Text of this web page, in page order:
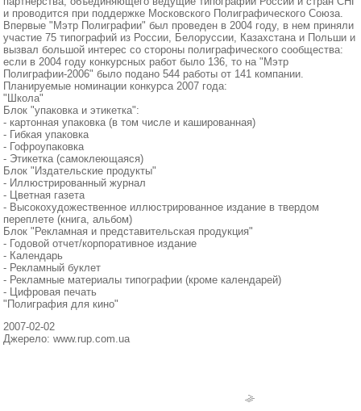
и проводится при поддержке Московского Полиграфического Союза.
Впервые "Мэтр Полиграфии" был проведен в 2004 году, в нем приняли
участие 75 типографий из России, Белоруссии, Казахстана и Польши и
вызвал большой интерес со стороны полиграфического сообщества:
если в 2004 году конкурсных работ было 136, то на "Мэтр
Полиграфии-2006" было подано 544 работы от 141 компании.
Планируемые номинации конкурса 2007 года:
"Школа"
Блок "упаковка и этикетка":
- картонная упаковка (в том числе и кашированная)
- Гибкая упаковка
- Гофроупаковка
- Этикетка (самоклеющаяся)
Блок "Издательские продукты"
- Иллюстрированный журнал
- Цветная газета
- Высокохудожественное иллюстрированное издание в твердом
переплете (книга, альбом)
Блок "Рекламная и представительская продукция"
- Годовой отчет/корпоративное издание
- Календарь
- Рекламный буклет
- Рекламные материалы типографии (кроме календарей)
- Цифровая печать
"Полиграфия для кино"
2007-02-02
Джерело: www.rup.com.ua